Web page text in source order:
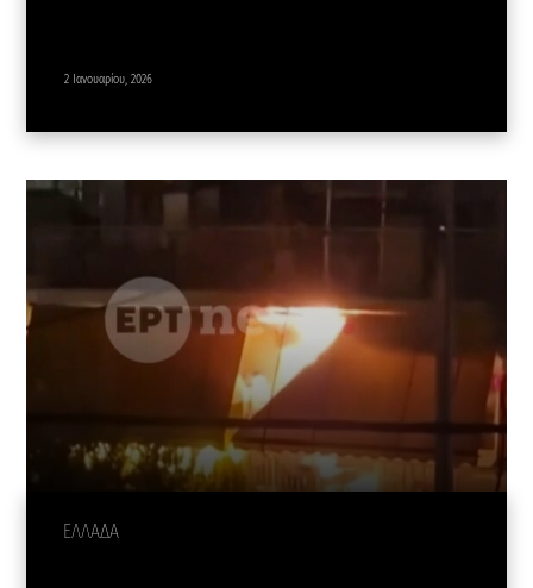
2 Ιανουαρίου, 2026
ΕΛΛΑΔΑ